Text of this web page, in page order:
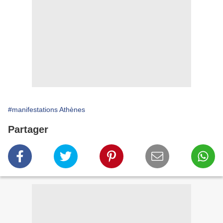
#manifestations Athènes
Partager